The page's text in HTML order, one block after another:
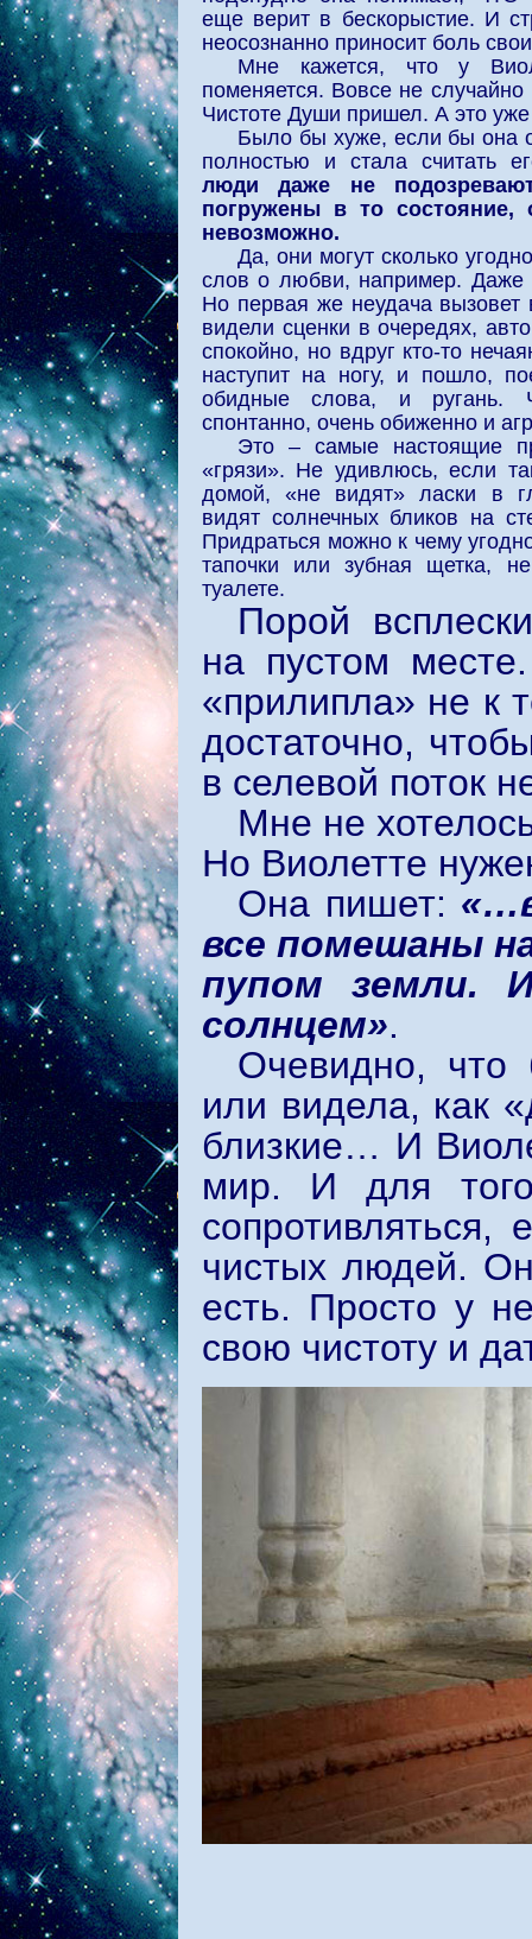
еще верит в бескорыстие. И
неосознанно приносит боль
Мне кажется, что у
поменяется. Вовсе не случайно
Чистоте Души пришел. А это
Было бы хуже, если бы она
полностью и стала считать
люди даже не
погружены в то состояние,
невозможно.
Да, они могут сколько
слов о любви, например. Даже
Но первая же неудача
видели сценки в очередях,
спокойно, но вдруг кто-то
наступит на ногу, и пошло,
обидные слова, и ругань.
спонтанно, очень обиженно и
Это – самые настоящие
«грязи». Не удивлюсь, если
домой, «не видят» ласки в
видят солнечных бликов на
Придраться можно к чему
тапочки или зубная щетка,
туалете.
Порой
на пустом
«прилипла» не к
достаточно,
в селевой поток
Мне не
Но Виолетте
Она пишет:
все помешаны
пупом земли.
солнцем».
Очевидно,
или видела, как
близкие… И
мир. И для
сопротивляться,
чистых людей.
есть. Просто у
свою чистоту и